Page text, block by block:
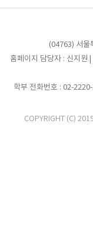
(04763) 서울
홈페이지 담당자 : 신지원
학부 전화번호 : 02-
COPYRIGHT (C)